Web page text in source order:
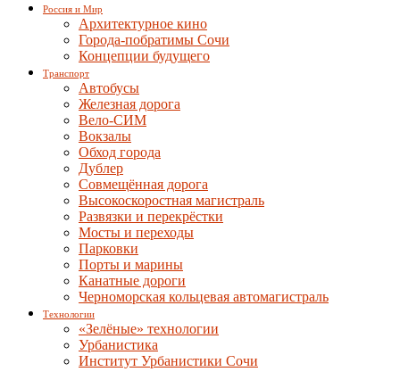
Россия и Мир
Архитектурное кино
Города-побратимы Сочи
Концепции будущего
Транспорт
Автобусы
Железная дорога
Вело-СИМ
Вокзалы
Обход города
Дублер
Совмещённая дорога
Высокоскоростная магистраль
Развязки и перекрёстки
Мосты и переходы
Парковки
Порты и марины
Канатные дороги
Черноморская кольцевая автомагистраль
Технологии
«Зелёные» технологии
Урбанистика
Институт Урбанистики Сочи